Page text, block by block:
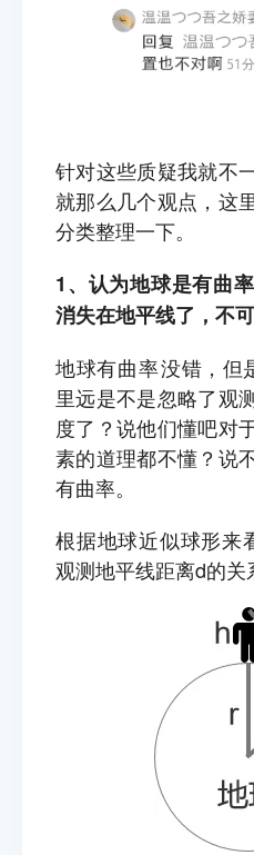
针对这些质疑我就不
就那么几个观点，这
分类整理一下。
1、认为地球是有曲
消失在地平线了，不
地球有曲率没错，但
里远是不是忽略了观
度了？说他们懂吧对
素的道理都不懂？说
有曲率。
根据地球近似球形来
观测地平线距离d的关